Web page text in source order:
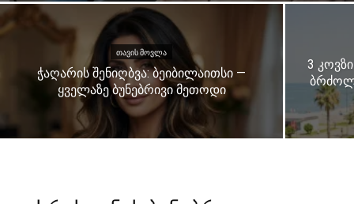
ᲗᲐᲕᲘᲡ ᲛᲝᲕᲚᲐ
ჭაღარის შენიღბვა: ბეიბილაითსი —
ყველაზე ბუნებრივი მეთოდი
3